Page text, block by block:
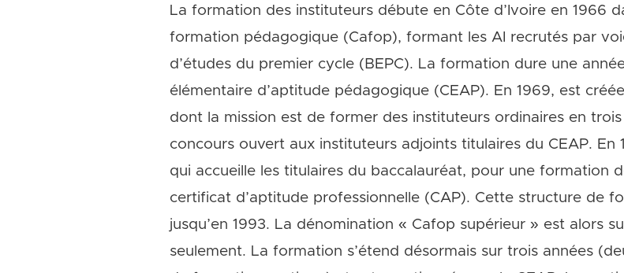
La formation des instituteurs débute en Côte d’Ivoire en 1966
formation pédagogique (Cafop), formant les AI recrutés par
d’études du premier cycle (BEPC). La formation dure une
élémentaire d’aptitude pédagogique (CEAP). En 1969, est
dont la mission est de former des instituteurs ordinaires en trois
concours ouvert aux instituteurs adjoints titulaires du CEAP. En
qui accueille les titulaires du baccalauréat, pour une formation
certificat d’aptitude professionnelle (CAP). Cette structure de
jusqu’en 1993. La dénomination « Cafop supérieur » est alors
seulement. La formation s’étend désormais sur trois années